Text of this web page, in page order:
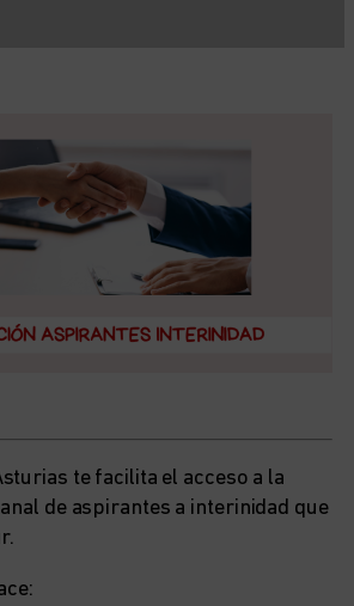
te facilita el acceso a la
de aspirantes a interinidad que